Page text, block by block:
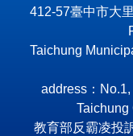
412-57臺中市大
Taichung
address：
Taichung
教育部反霸凌投